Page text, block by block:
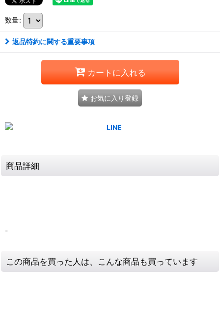
数量:
返品特約に関する重要事項
カートに入れる
お気に入り登録
商品詳細
-
この商品を買った人は、こんな商品も買っています